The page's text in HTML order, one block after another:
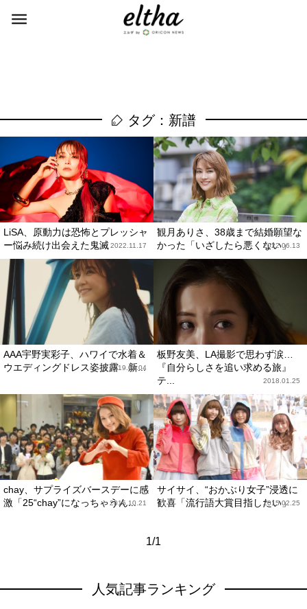
タグ：新譜
LiSA、原動力は恐怖とプレッシャ
ー悩み続け出会えた鬼滅2022.11.17
観月ありさ、38歳まで結婚願望な
かった「いざしたら悪くない」
2022.06.13
AAA宇野実彩子、ハワイで水着＆
ウエディングドレス姿披露 新...
2019.04.04
板野友美、LA撮影で思わず涙…
『自分らしさを追い求める旅』
テ...
2018.01.25
chay、サプライズバースデーに感
激「25“chay”になっちゃうん...
2015.10.21
サイサイ、“おかぶり女子”浸透に
歓喜「流行語大賞目指したい」
2015.02.25
1/1
人気記事ランキング